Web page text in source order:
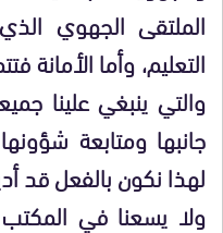
الملتقى الجهوي
التعليم، وأما الأمانة
والتي ينبغي علينا
جانبها ومتابعة
لهذا نكون بالفعل قد
ولا يسعنا في